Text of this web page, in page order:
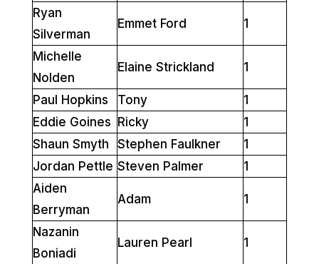
Ryan
Silverman
Emmet Ford 1
Michelle
Nolden
Elaine Strickland 1
Paul Hopkins Tony
1
Eddie Goines Ricky
1
Shaun Smyth
Stephen Faulkner
1
Jordan Pettle Steven Palmer
1
Aiden
Berryman
Adam 1
Nazanin
Boniadi
Lauren Pearl 1